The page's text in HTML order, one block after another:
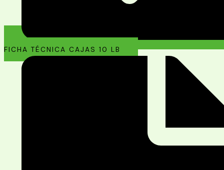
FICHA TÉCNICA CAJAS 10 LB